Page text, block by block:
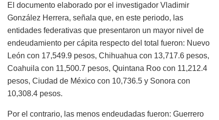
El documento elaborado por el investigador Vladimir
González Herrera, señala que, en este periodo, las
entidades federativas que presentaron un mayor nivel de
endeudamiento per cápita respecto del total fueron: Nuevo
León con 17,549.9 pesos, Chihuahua con 13,717.6 pesos,
Coahuila con 11,500.7 pesos, Quintana Roo con 11,212.4
pesos, Ciudad de México con 10,736.5 y Sonora con
10,308.4 pesos.
Por el contrario, las menos endeudadas fueron: Guerrero